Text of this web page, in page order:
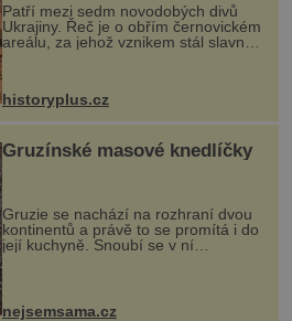
Patří mezi sedm novodobých divů
Ukrajiny. Řeč je o obřím černovickém
areálu, za jehož vznikem stál slavný
český architekt Josef Hlávka. Ten si
na něm dal mimořádně záležet. Jeho
historyplus.cz
Gruzínské masové knedlíčky
Gruzie se nachází na rozhraní dvou
kontinentů a právě to se promítá i do
její kuchyně. Snoubí se v ní
evropské a asijské chutě a díky tomu
pokrmy, které rozhodně st...
nejsemsama.cz